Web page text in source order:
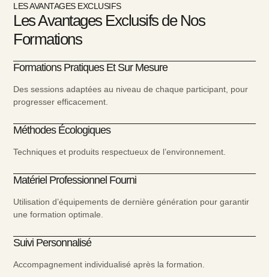
LES AVANTAGES EXCLUSIFS
Les Avantages Exclusifs de Nos
Formations
Formations Pratiques Et Sur Mesure
Des sessions adaptées au niveau de chaque participant, pour
progresser efficacement.
Méthodes Écologiques
Techniques et produits respectueux de l’environnement.
Matériel Professionnel Fourni
Utilisation d’équipements de dernière génération pour garantir
une formation optimale.
Suivi Personnalisé
Accompagnement individualisé après la formation.